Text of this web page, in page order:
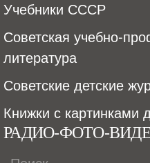
Учебники СССР
Советская учебно-
литература
Советские детские
Книжки с картинками
РАДИО-ФОТО-